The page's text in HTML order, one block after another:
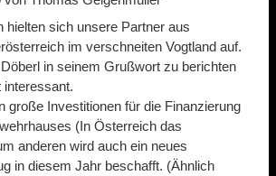
hielten sich unsere Partner aus
im verschneiten Vogtland auf.
in seinem Grußwort zu berichten
interessant.
große Investitionen für die Finanzierung
(In Österreich das
anderen wird auch ein neues
in diesem Jahr beschafft. (Ähnlich